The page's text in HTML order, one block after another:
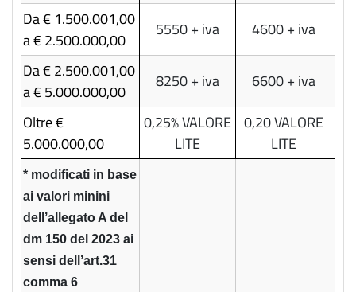
Da € 1.500.001,00
a € 2.500.000,00
5550 + iva
4600 + iva
Da € 2.500.001,00
a € 5.000.000,00
8250 + iva
6600 + iva
Oltre €
5.000.000,00
0,25% VALORE
LITE
0,20 VALORE
LITE
* modificati in base
ai valori minini
dell’allegato A del
dm 150 del 2023 ai
sensi dell’art.31
comma 6